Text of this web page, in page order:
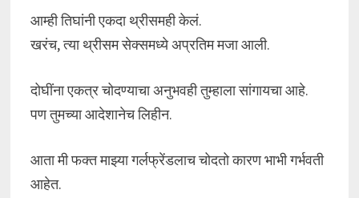
आम्ही तिघांनी एकदा थ्रीसमही केलं.
खरंच, त्या थ्रीसम सेक्समध्ये अप्रतिम मजा आली.
दोघींना एकत्र चोदण्याचा अनुभवही तुम्हाला सांगायचा आहे.
पण तुमच्या आदेशानेच लिहीन.
आता मी फक्त माझ्या गर्लफ्रेंडलाच चोदतो कारण भाभी गर्भवती
आहेत.